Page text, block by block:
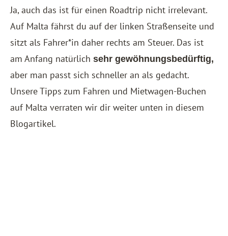
Ja, auch das ist für einen Roadtrip nicht irrelevant.
Auf Malta fährst du auf der linken Straßenseite und
sitzt als Fahrer*in daher rechts am Steuer. Das ist
am Anfang natürlich sehr gewöhnungsbedürftig,
aber man passt sich schneller an als gedacht.
Unsere Tipps zum Fahren und Mietwagen-Buchen
auf Malta verraten wir dir weiter unten in diesem
Blogartikel.